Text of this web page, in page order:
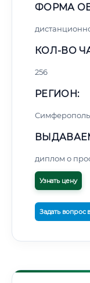
ФОРМА
КОЛ-ВО
256
РЕГИОН:
Симферополь
диплом о
Узнать цену
Задать вопрос